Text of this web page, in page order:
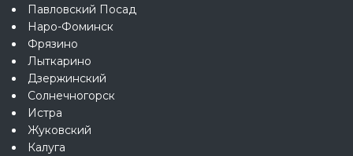
Павловский Посад
Наро-Фоминск
Фрязино
Лыткарино
Дзержинский
Солнечногорск
Истра
Жуковский
Калуга